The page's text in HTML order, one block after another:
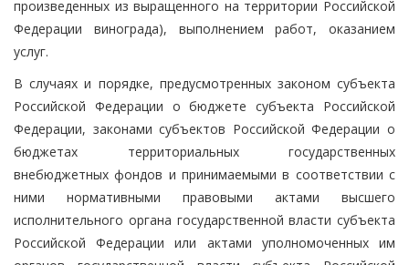
произведенных из выращенного на территории Российской
Федерации винограда), выполнением работ, оказанием
услуг.
В случаях и порядке, предусмотренных законом субъекта
Российской Федерации о бюджете субъекта Российской
Федерации, законами субъектов Российской Федерации о
бюджетах территориальных государственных
внебюджетных фондов и принимаемыми в соответствии с
ними нормативными правовыми актами высшего
исполнительного органа государственной власти субъекта
Российской Федерации или актами уполномоченных им